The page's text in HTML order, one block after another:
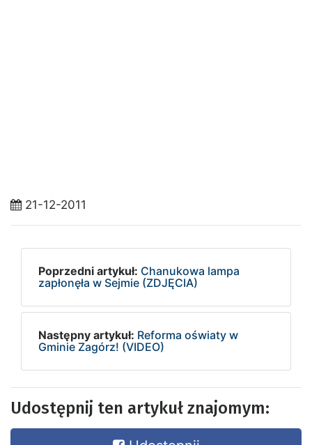
21-12-2011
Poprzedni artykuł: Chanukowa lampa
zapłonęła w Sejmie (ZDJĘCIA)
Następny artykuł: Reforma oświaty w
Gminie Zagórz! (VIDEO)
Udostępnij ten artykuł znajomym: